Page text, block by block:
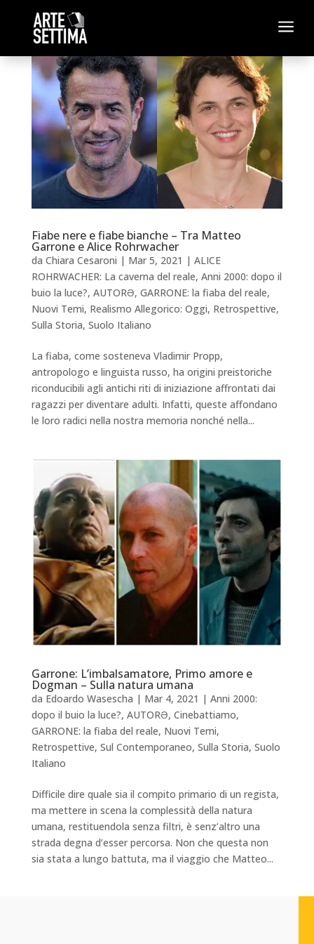
a
Fiabe nere e fiabe bianche – Tra Matteo
Garrone e Alice Rohrwacher
da Chiara Cesaroni | Mar 5, 2021 | ALICE
ROHRWACHER: La caverna del reale, Anni 2000: dopo il
buio la luce?, AUTORƏ, GARRONE: la fiaba del reale,
Nuovi Temi, Realismo Allegorico: Oggi, Retrospettive,
Sulla Storia, Suolo Italiano
La fiaba, come sosteneva Vladimir Propp,
antropologo e linguista russo, ha origini preistoriche
riconducibili agli antichi riti di iniziazione affrontati dai
ragazzi per diventare adulti. Infatti, queste affondano
le loro radici nella nostra memoria nonché nella...
Garrone: L’imbalsamatore, Primo amore e
Dogman – Sulla natura umana
da Edoardo Wasescha | Mar 4, 2021 | Anni 2000:
dopo il buio la luce?, AUTORƏ, Cinebattiamo,
GARRONE: la fiaba del reale, Nuovi Temi,
Retrospettive, Sul Contemporaneo, Sulla Storia, Suolo
Italiano
Difficile dire quale sia il compito primario di un regista,
ma mettere in scena la complessità della natura
umana, restituendola senza filtri, è senz’altro una
strada degna d’esser percorsa. Non che questa non
sia stata a lungo battuta, ma il viaggio che Matteo...